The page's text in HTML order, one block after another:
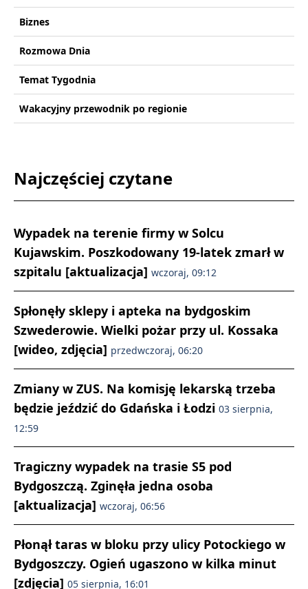
Biznes
Rozmowa Dnia
Temat Tygodnia
Wakacyjny przewodnik po regionie
Najczęściej czytane
Wypadek na terenie firmy w Solcu
Kujawskim. Poszkodowany 19-latek zmarł w
szpitalu [aktualizacja] wczoraj, 09:12
Spłonęły sklepy i apteka na bydgoskim
Szwederowie. Wielki pożar przy ul. Kossaka
[wideo, zdjęcia] przedwczoraj, 06:20
Zmiany w ZUS. Na komisję lekarską trzeba
będzie jeździć do Gdańska i Łodzi 03 sierpnia,
12:59
Tragiczny wypadek na trasie S5 pod
Bydgoszczą. Zginęła jedna osoba
[aktualizacja] wczoraj, 06:56
Płonął taras w bloku przy ulicy Potockiego w
Bydgoszczy. Ogień ugaszono w kilka minut
[zdjęcia] 05 sierpnia, 16:01